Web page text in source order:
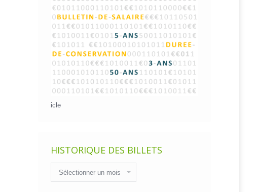
icle
HISTORIQUE DES BILLETS
des
billets